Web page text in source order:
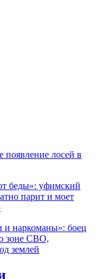
появление лосей в
беды»: уфимский
парит и моет
и наркоманы»: боец
зоне СВО,
землей